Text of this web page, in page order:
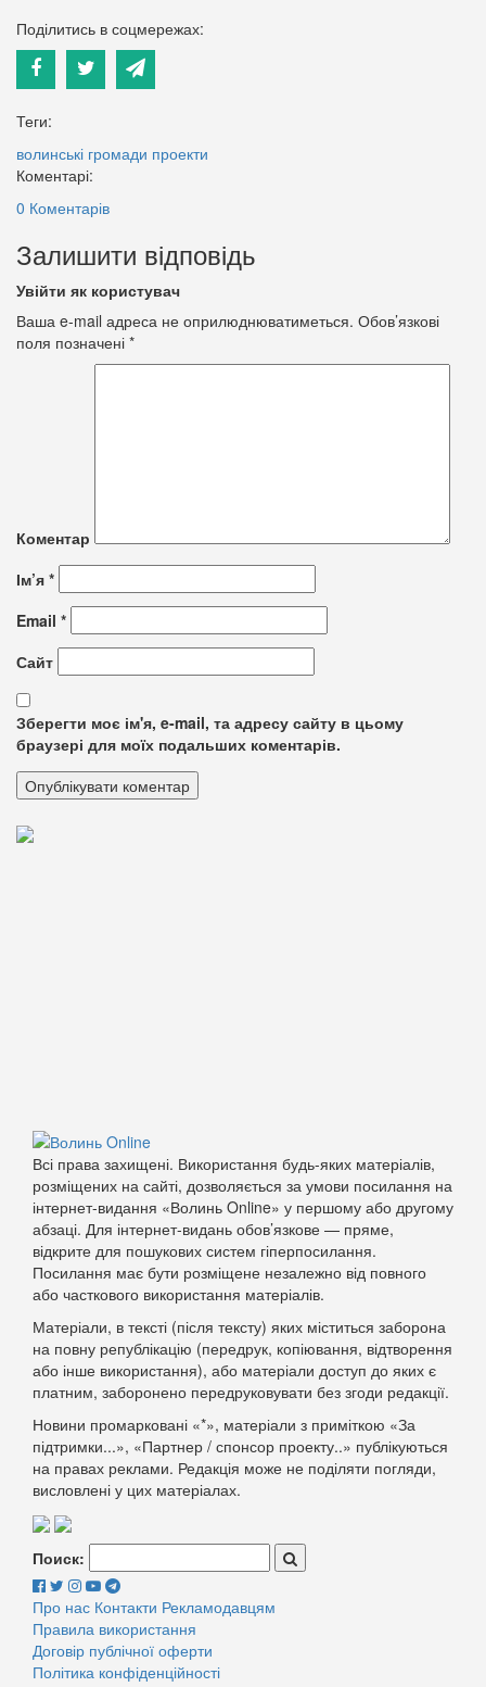
Поділитись в соцмережах:
Теги:
волинські громади проекти
Коментарі:
0 Коментарів
Залишити відповідь
Увійти як користувач
Ваша e-mail адреса не оприлюднюватиметься. Обов’язкові
поля позначені *
Коментар
Ім’я *
Email *
Сайт
Зберегти моє ім'я, e-mail, та адресу сайту в цьому
браузері для моїх подальших коментарів.
Всі права захищені. Використання будь-яких матеріалів,
розміщених на сайті, дозволяється за умови посилання на
інтернет-видання «Волинь Online» у першому або другому
абзаці. Для інтернет-видань обов’язкове — пряме,
відкрите для пошукових систем гіперпосилання.
Посилання має бути розміщене незалежно від повного
або часткового використання матеріалів.
Матеріали, в тексті (після тексту) яких міститься заборона
на повну републікацію (передрук, копіювання, відтворення
або інше використання), або матеріали доступ до яких є
платним, заборонено передруковувати без згоди редакції.
Новини промарковані «*», матеріали з приміткою «За
підтримки...», «Партнер / спонсор проекту..» публікуються
на правах реклами. Редакція може не поділяти погляди,
висловлені у цих матеріалах.
Поиск:
Про нас Контакти Рекламодавцям
Правила використання
Договір публічної оферти
Політика конфіденційності